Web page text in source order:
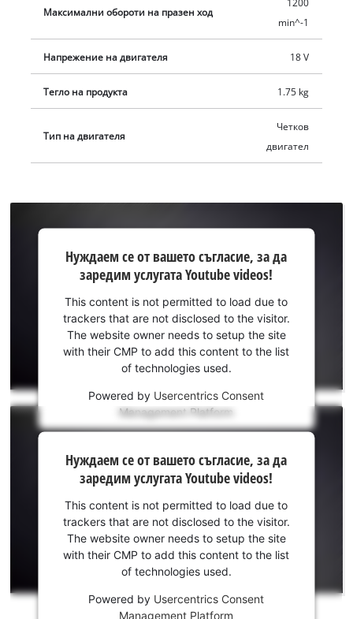
Максимални обороти на празен ход
1200
min^-1
Напрежение на двигателя 18 V
Тегло на продукта 1.75 kg
Тип на двигателя
Четков
двигател
съгласие,
This
content
not
Нуждаем се от вашето съгласие, за да
заредим услугата Youtube videos!
This content is not permitted to load due to
trackers that are not disclosed to the visitor.
The website owner needs to setup the site
with their CMP to add this content to the list
of technologies used.
Powered by Usercentrics Consent
Management Platform
съгласие,
This
Нуждаем се от вашето съгласие, за да
заредим услугата Youtube videos!
This content is not permitted to load due to
trackers that are not disclosed to the visitor.
The website owner needs to setup the site
with their CMP to add this content to the list
of technologies used.
Powered by Usercentrics Consent
Management Platform